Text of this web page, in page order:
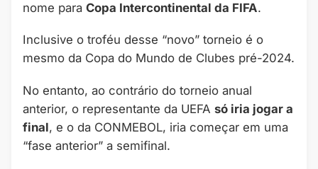
nome para Copa Intercontinental da FIFA.
Inclusive o troféu desse “novo” torneio é o
mesmo da Copa do Mundo de Clubes pré-2024.
No entanto, ao contrário do torneio anual
anterior, o representante da UEFA só iria jogar a
final, e o da CONMEBOL, iria começar em uma
“fase anterior” a semifinal.